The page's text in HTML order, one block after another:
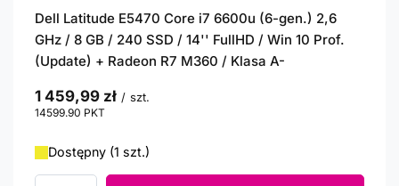
Dell Latitude E5470 Core i7 6600u (6-gen.) 2,6
GHz / 8 GB / 240 SSD / 14'' FullHD / Win 10 Prof.
(Update) + Radeon R7 M360 / Klasa A-
1 459,99 zł / szt.
14599.90 PKT
Dostępny (1 szt.)